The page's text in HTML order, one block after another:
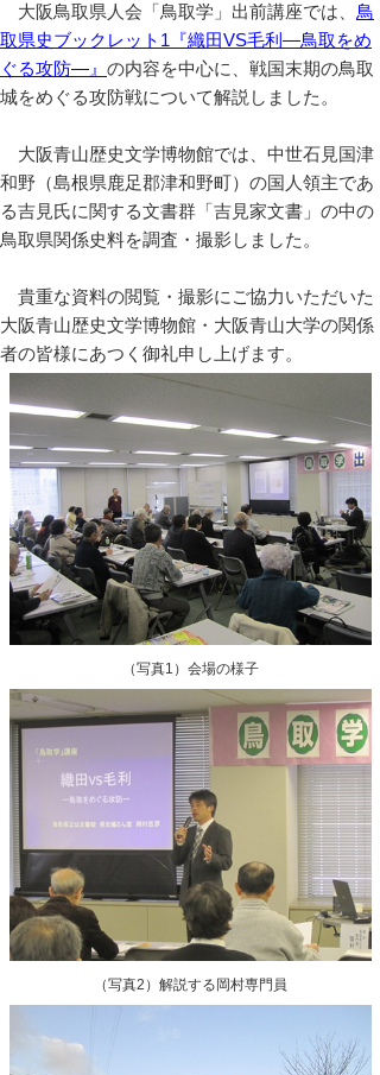
大阪鳥取県人会「鳥取学」出前講座では、 鳥
取県史ブックレット1『織田VS毛利―鳥取をめ
ぐる攻防―』 の内容を中心に、戦国末期の鳥取
城をめぐる攻防戦について解説しました。
大阪青山歴史文学博物館では、中世石見国津
和野（島根県鹿足郡津和野町）の国人領主であ
る吉見氏に関する文書群「吉見家文書」の中の
鳥取県関係史料を調査・撮影しました。
貴重な資料の閲覧・撮影にご協力いただいた
大阪青山歴史文学博物館・大阪青山大学の関係
者の皆様にあつく御礼申し上げます。
（写真1）会場の様子
（写真2）解説する岡村専門員